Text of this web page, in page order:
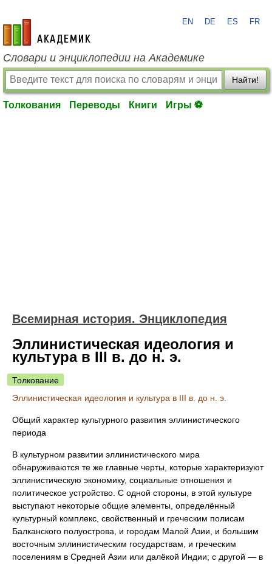
academic.ru
EN DE ES FR
Словари и энциклопедии на Академике
Найти!
Толкования Переводы Книги Игры ⚽
Всемирная история. Энциклопедия
Эллинистическая идеология и
культура в III в. до н. э.
Толкование
Эллинистическая идеология и культура в III в. до н. э.
Общий характер культурного развития эллинистического
периода
В культурном развитии эллинистического мира
обнаруживаются те же главные черты, которые характеризуют
эллинистическую экономику, социальные отношения и
политическое устройство. С одной стороны, в этой культуре
выступают некоторые общие элементы, определённый
культурный комплекс, свойственный и греческим полисам
Балканского полуострова, и городам Малой Азии, и большим
восточным эллинистическим государствам, и греческим
поселениям в Средней Азии или далёкой Индии; с другой — в